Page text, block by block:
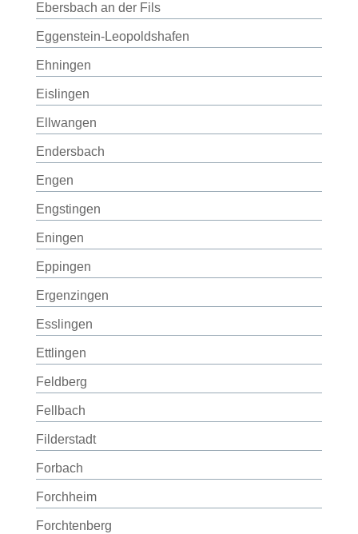
Ebersbach an der Fils
Eggenstein-Leopoldshafen
Ehningen
Eislingen
Ellwangen
Endersbach
Engen
Engstingen
Eningen
Eppingen
Ergenzingen
Esslingen
Ettlingen
Feldberg
Fellbach
Filderstadt
Forbach
Forchheim
Forchtenberg